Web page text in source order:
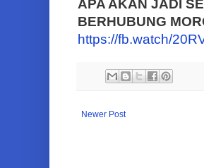
APA AKAN JADI
BERHUBUNG
https://fb.watch/
Newer Post